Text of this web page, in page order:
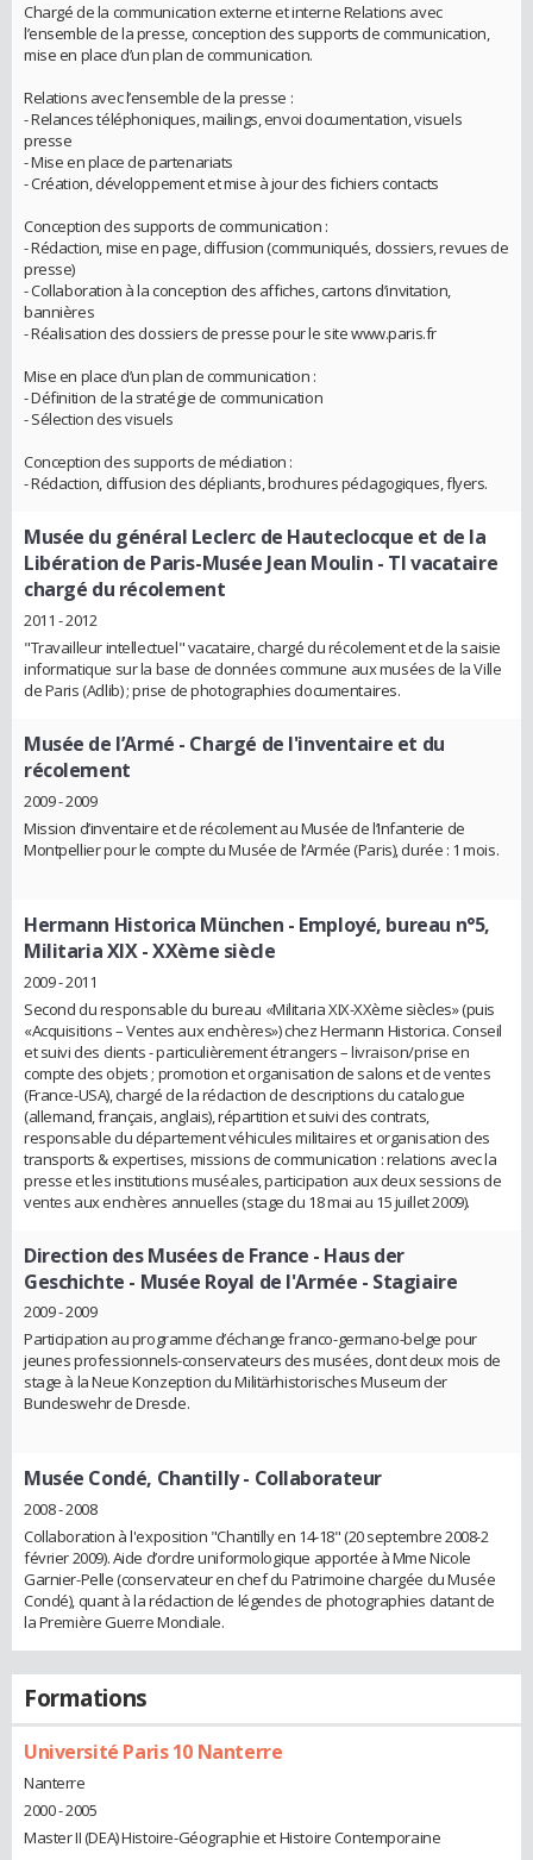
Chargé de la communication externe et interne Relations avec
l’ensemble de la presse, conception des supports de communication,
mise en place d’un plan de communication.
Relations avec l’ensemble de la presse :
- Relances téléphoniques, mailings, envoi documentation, visuels
presse
- Mise en place de partenariats
- Création, développement et mise à jour des fichiers contacts
Conception des supports de communication :
- Rédaction, mise en page, diffusion (communiqués, dossiers, revues de
presse)
- Collaboration à la conception des affiches, cartons d’invitation,
bannières
- Réalisation des dossiers de presse pour le site www.paris.fr
Mise en place d’un plan de communication :
- Définition de la stratégie de communication
- Sélection des visuels
Conception des supports de médiation :
- Rédaction, diffusion des dépliants, brochures pédagogiques, flyers.
Musée du général Leclerc de Hauteclocque et de la
Libération de Paris-Musée Jean Moulin - TI vacataire
chargé du récolement
2011 - 2012
"Travailleur intellectuel" vacataire, chargé du récolement et de la saisie
informatique sur la base de données commune aux musées de la Ville
de Paris (Adlib) ; prise de photographies documentaires.
Musée de l’Armé - Chargé de l'inventaire et du
récolement
2009 - 2009
Mission d’inventaire et de récolement au Musée de l’Infanterie de
Montpellier pour le compte du Musée de l’Armée (Paris), durée : 1 mois.
Hermann Historica München - Employé, bureau n°5,
Militaria XIX - XXème siècle
2009 - 2011
Second du responsable du bureau «Militaria XIX-XXème siècles» (puis
«Acquisitions – Ventes aux enchères») chez Hermann Historica. Conseil
et suivi des clients - particulièrement étrangers – livraison/prise en
compte des objets ; promotion et organisation de salons et de ventes
(France-USA), chargé de la rédaction de descriptions du catalogue
(allemand, français, anglais), répartition et suivi des contrats,
responsable du département véhicules militaires et organisation des
transports & expertises, missions de communication : relations avec la
presse et les institutions muséales, participation aux deux sessions de
ventes aux enchères annuelles (stage du 18 mai au 15 juillet 2009).
Direction des Musées de France - Haus der
Geschichte - Musée Royal de l'Armée - Stagiaire
2009 - 2009
Participation au programme d’échange franco-germano-belge pour
jeunes professionnels-conservateurs des musées, dont deux mois de
stage à la Neue Konzeption du Militärhistorisches Museum der
Bundeswehr de Dresde.
Musée Condé, Chantilly- Collaborateur
2008 - 2008
Collaboration à l'exposition "Chantilly en 14-18" (20 septembre 2008-2
février 2009). Aide d’ordre uniformologique apportée à Mme Nicole
Garnier-Pelle (conservateur en chef du Patrimoine chargée du Musée
Condé), quant à la rédaction de légendes de photographies datant de
la Première Guerre Mondiale.
Formations
Université Paris 10 Nanterre
Nanterre
2000 - 2005
Master II (DEA) Histoire-Géographie et Histoire Contemporaine